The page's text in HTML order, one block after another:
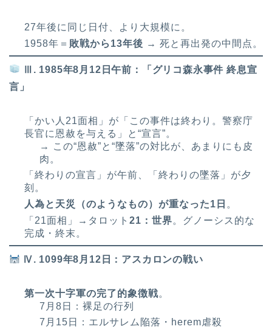
27年後に同じ日付、より大規模に。
1958年＝ 敗戦から13年後 → 死と再出発の中間点。
Ⅲ. 1985年8月12日午前：「グリコ森永事件 終息宣
言」
「かい人21面相」が「この事件は終わり。警察庁
長官に恩赦を与える」と“宣言”。
→ この“恩赦”と“墜落”の対比が、あまりにも皮
肉。
「終わりの宣言」が午前、「終わりの墜落」が夕
刻。
人為と天災（のようなもの）が重なった1日 。
「21面相」→タロット 21：世界。グノーシス的な
完成・終末。
Ⅳ. 1099年8月12日：アスカロンの戦い
第一次十字軍の完了的象徴戦。
7月8日：裸足の行列
7月15日：エルサレム陥落・herem虐殺